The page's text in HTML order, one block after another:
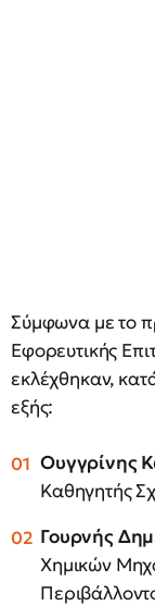
Σύμφωνα με το
Εφορευτικής
εκλέχθηκαν,
εξής:
Ουγγρίνης
Καθηγητής
Γουρνής
Χημικών